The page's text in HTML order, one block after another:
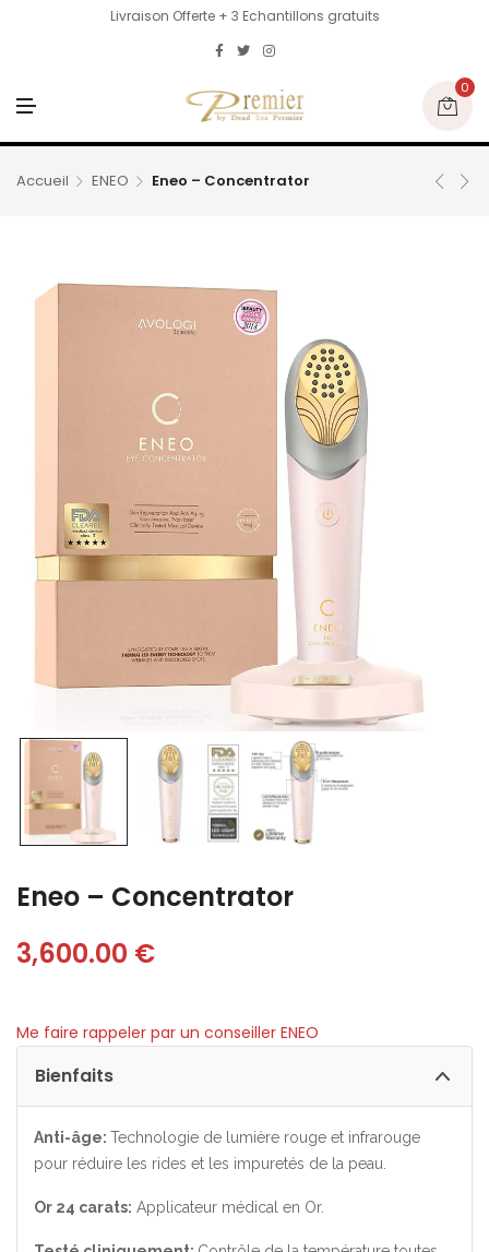
Livraison Offerte + 3 Echantillons gratuits
N
U
0
Accueil ENEO Eneo – Concentrator
Eneo – Concentrator
3,600.00 €
Me faire rappeler par un conseiller ENEO
Bienfaits
Anti-âge: Technologie de lumière rouge et infrarouge
pour réduire les rides et les impuretés de la peau.
Or 24 carats: Applicateur médical en Or.